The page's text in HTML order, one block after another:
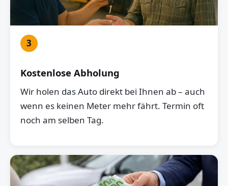
3
Kostenlose Abholung
Wir holen das Auto direkt bei Ihnen ab – auch
wenn es keinen Meter mehr fährt. Termin oft
noch am selben Tag.